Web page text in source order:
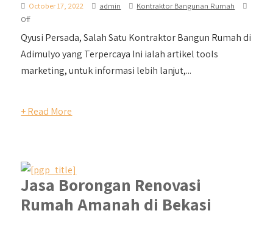
October 17, 2022 admin
Kontraktor Bangunan Rumah
Off
Qyusi Persada, Salah Satu Kontraktor Bangun Rumah di
Adimulyo yang Terpercaya Ini ialah artikel tools
marketing, untuk informasi lebih lanjut,...
+ Read More
Jasa Borongan Renovasi
Rumah Amanah di Bekasi